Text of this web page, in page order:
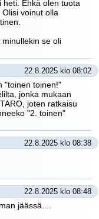
heti. Ehkä olen tuota
voinut olla
se oli
22.8.2025 klo 08:02
"toinen toinen!"
jonka mukaan
joten ratkaisu
"2. toinen"
22.8.2025 klo 08:38
22.8.2025 klo 08:48
jäässä....